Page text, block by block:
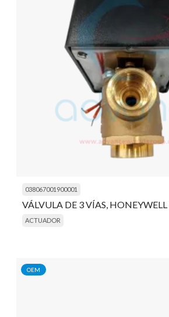
038067001900001
VÁLVULA DE 3 VÍAS,
ACTUADOR
OEM